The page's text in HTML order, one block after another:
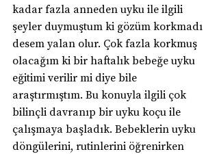
kadar fazla anneden uyku ile ilgili
şeyler duymuştum ki gözüm korkmadı
desem yalan olur. Çok fazla korkmuş
olacağım ki bir haftalık bebeğe uyku
eğitimi verilir mi diye bile
araştırmıştım. Bu konuyla ilgili çok
bilinçli davranıp bir uyku koçu ile
çalışmaya başladık. Bebeklerin uyku
döngülerini, rutinlerini öğrenirken